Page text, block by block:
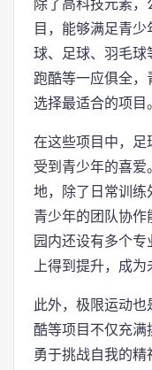
除了高科技元素
目，能够满足青
球、足球、羽毛球
跑酷等一应俱全
选择最适合的项目。
在这些项目中，足
受到青少年的喜
地，除了日常训练
青少年的团队协
园内还设有多个
上得到提升，成为
此外，极限运动
酷等项目不仅充满
勇于挑战自我的